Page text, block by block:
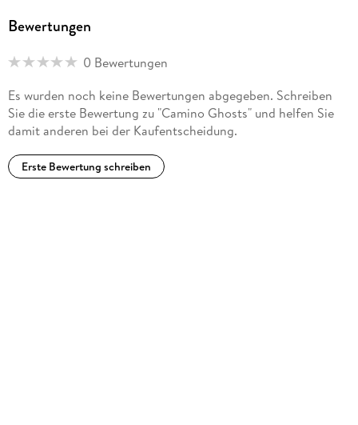
When he's not writing, Grisham serves on the board of
Ministries, two national organizations dedicated to
Much of his fiction explores deep-seated problems in our
criminal justice system.
John lives on a farm in central Virginia.
Bewertungen
0 Bewertungen
Es wurden noch keine Bewertungen abgegeben. Schreiben
Sie die erste Bewertung zu "Camino Ghosts" und helfen Sie
damit anderen bei der Kaufentscheidung.
Erste Bewertung schreiben